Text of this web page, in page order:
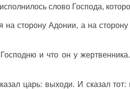
исполнилось слово Господа,
на сторону Адонии, а на сторону
Господнюи что ону жертвенника
царь: выходи. И сказалтот: